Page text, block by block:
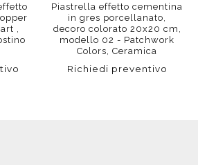
,
Piastrella effetto cementina
in gres porcellanato,
decoro colorato 20x20 cm,
modello 02 - Patchwork
Colors, Ceramica
Richiedi preventivo